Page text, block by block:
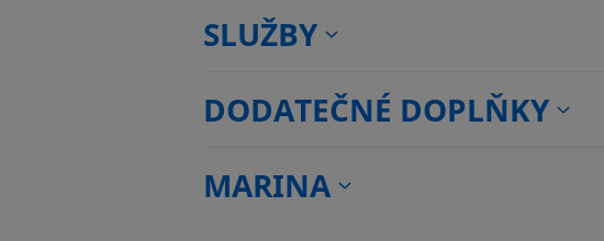
SLUŽBY
DODATEČNÉ DOPLŇKY
MARINA